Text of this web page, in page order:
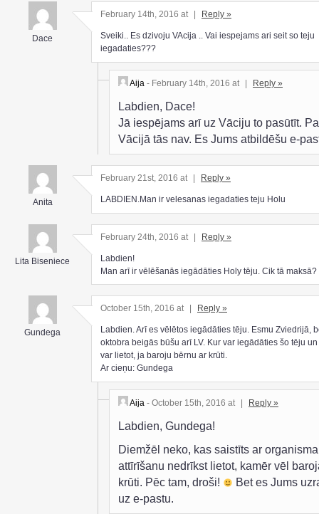
Dace
February 14th, 2016 at Reply »
Sveiki.. Es dzivoju VAcija .. Vai iespejams ari seit so teju
iegadaties???
Aija - February 14th, 2016 at | Reply »
Labdien, Dace!
Jā iespējams arī uz Vāciju to pasūtīt.
Vācijā tās nav. Es Jums atbildēšu e-
Anita
February 21st, 2016 at Reply »
LABDIEN.Man ir velesanas iegadaties teju Holu
Lita Biseniece
February 24th, 2016 at | Reply »
Labdien!
Man arī ir vēlēšanās iegādāties Holy tēju. Cik tā maksā?
Gundega
October 15th, 2016 at Reply »
Labdien. Arī es vēlētos iegādāties tēju. Esmu Zviedrijā,
oktobra beigās būšu arī LV. Kur var iegādāties šo tēju
var lietot, ja baroju bērnu ar krūti.
Ar cieņu: Gundega
Aija - October 15th, 2016 at Reply »
Labdien, Gundega!
Diemžēl neko, kas saistīts ar organisma
attīrīšanu nedrīkst lietot, kamēr vēl
krūti. Pēc tam, droši!
Bet es Jums
uz e-pastu.